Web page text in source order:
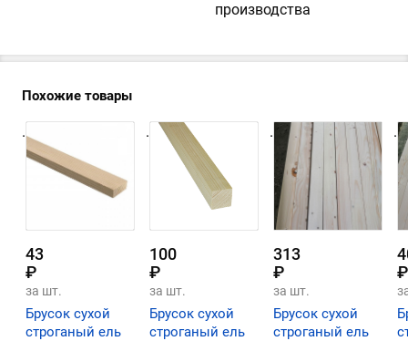
производства
Похожие товары
.
43
₽
за шт.
Брусок сухой
строганый ель
.
100
₽
за шт.
Брусок сухой
строганый ель
.
313
₽
за шт.
Брусок сухой
строганый ель
.
₽